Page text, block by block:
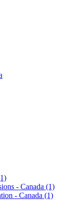
- Canada (1)
- Canada (1)